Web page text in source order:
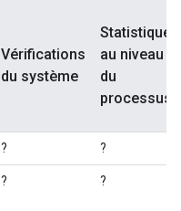
Vérifications
du système
Statistiques
au niveau
du
processus
? ?
? ?